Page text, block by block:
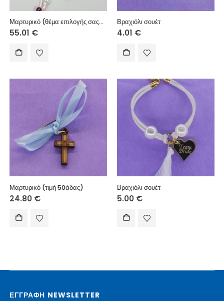
Μαρτυρικό (θέμα επιλογής σας), (τιμή 50άδας)
55.01 €
Βραχιόλι σουέτ
4.01 €
Μαρτυρικό (τιμή 50άδας)
24.80 €
Βραχιόλι σουέτ
5.00 €
ΕΓΓΡΑΦΗ NEWSLETTER